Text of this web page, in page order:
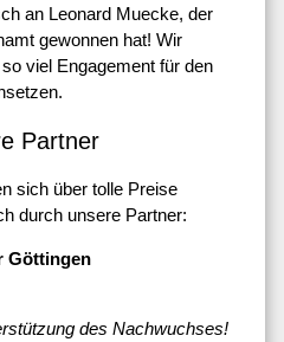
an Leonard Muecke, der
gewonnen hat! Wir
viel Engagement für den
Partner
sich über tolle Preise
durch unsere Partner:
Göttingen
des Nachwuchses!